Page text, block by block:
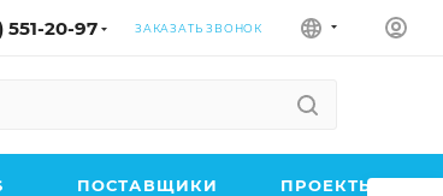
551-20-97 ЗАКАЗАТЬ ЗВОНОК
ПОСТАВЩИКИ ПРОЕКТЫ